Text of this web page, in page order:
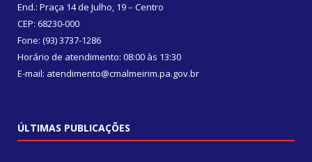
End.: Praça 14 de Julho, 19 – Centro
CEP: 68230-000
Fone: (93) 3737-1286
Horário de atendimento: 08:00 às 13:30
E-mail: atendimento@cmalmeirim.pa.gov.br
ÚLTIMAS PUBLICAÇÕES